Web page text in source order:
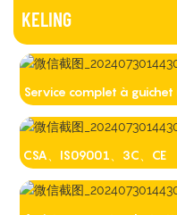
KELING
Service complet à
CSA、IS09001、3C、CE